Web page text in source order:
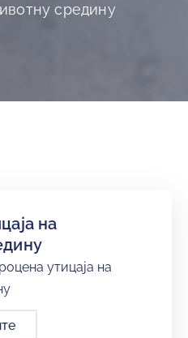
средину
на
утицаја на